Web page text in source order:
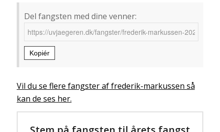
Del fangsten med dine venner:
Kopiér
Vil du se flere fangster af frederik-markussen så
kan de ses her.